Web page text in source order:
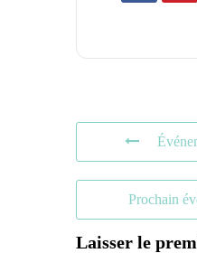
Prochain
Laisser le